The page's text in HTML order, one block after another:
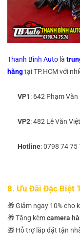
Thanh Bình Auto là
hãngtại TP.HCM với
VP1: 642 Phạm Văn
VP2: 482 Lê Văn
Hotline: 0798 74 75
8. Ưu Đãi Đặc Biệt
🎁 Giảm ngay 10% cho
🎁 Tặng kèmcamera
🎁 Hỗ trợ lắp đặt tận